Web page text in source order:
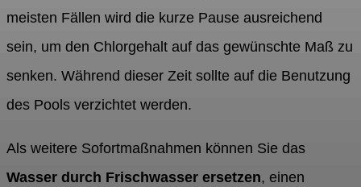
meisten Fällen wird die kurze Pause ausreichend
sein, um den Chlorgehalt auf das gewünschte Maß zu
senken. Während dieser Zeit sollte auf die Benutzung
des Pools verzichtet werden.
Als weitere Sofortmaßnahmen können Sie das
Wasser durch Frischwasser ersetzen, einen